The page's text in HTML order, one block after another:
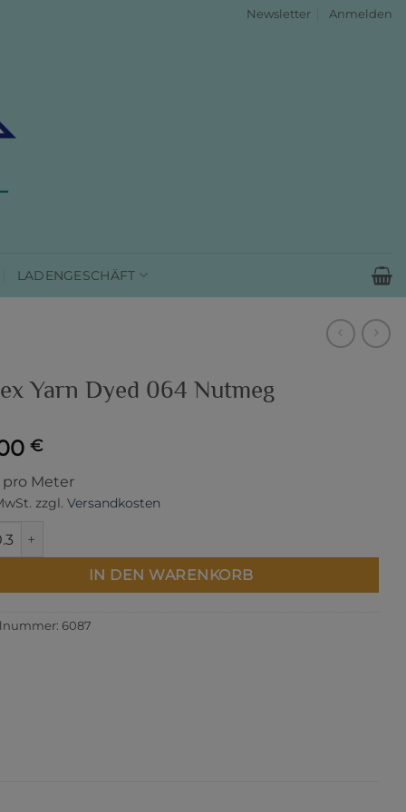
Newsletter Anmelden
LADENGESCHÄFT
Yarn Dyed 064 Nutmeg
€
pro Meter
zzgl. Versandkosten
Yarn Dyed 064 Nutmeg Menge
IN DEN WARENKORB
6087